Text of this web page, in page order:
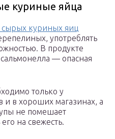
куриные яйца
сырых куриных яиц
употреблять
В продукте
— опасная
только у
в хороших магазинах, а
не помешает
на свежесть.